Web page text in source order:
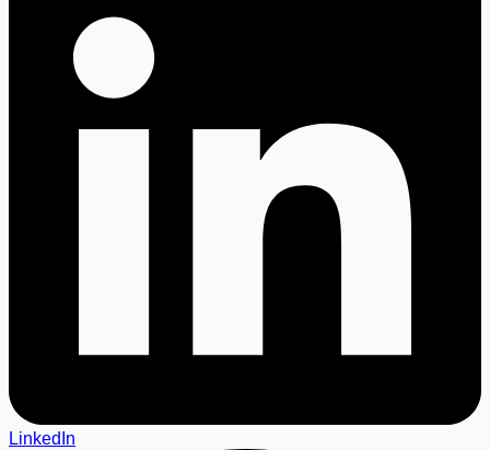
LinkedIn